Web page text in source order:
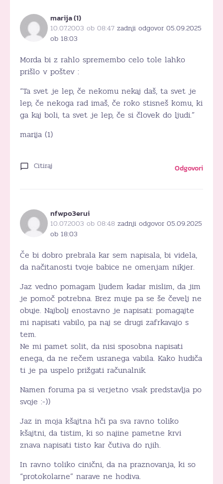
marija (1)
10.07.2003 ob 08:47 zadnji odgovor 05.09.2025
ob 18:03
Morda bi z rahlo spremembo celo tole lahko
prišlo v poštev :
“Ta svet je lep, če nekomu nekaj daš, ta svet je
lep, če nekoga rad imaš, če roko stisneš komu, ki
ga kaj boli, ta svet je lep, če si človek do ljudi.”
marija (1)
Citiraj Odgovori
nfwpo3erui
10.07.2003 ob 08:48 zadnji odgovor 05.09.2025
ob 18:03
Če bi dobro prebrala kar sem napisala, bi videla,
da načitanosti tvoje babice ne omenjam nikjer.
Jaz vedno pomagam ljudem kadar mislim, da jim
je pomoč potrebna. Brez muje pa se še čevelj ne
obuje. Najbolj enostavno je napisati: pomagajte
mi napisati vabilo, pa naj se drugi zafrkavajo s
tem.
Ne mi pamet solit, da nisi sposobna napisati
enega, da ne rečem usranega vabila. Kako hudiča
ti je pa uspelo prižgati računalnik.
Namen foruma pa si verjetno vsak predstavlja po
svoje :-))
Jaz in moja kšajtna hči pa sva ravno toliko
kšajtni, da tistim, ki so najine pametne krvi
znava napisati tisto kar čutiva do njih.
In ravno toliko cinični, da na praznovanja, ki so
“protokolarne” narave ne hodiva.